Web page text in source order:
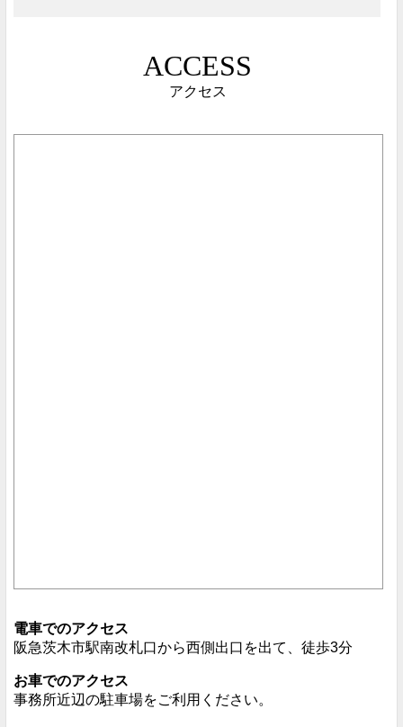
ACCESS
アクセス
電車でのアクセス
阪急茨木市駅南改札口から西側出口を出て、徒歩3分
お車でのアクセス
事務所近辺の駐車場をご利用ください。